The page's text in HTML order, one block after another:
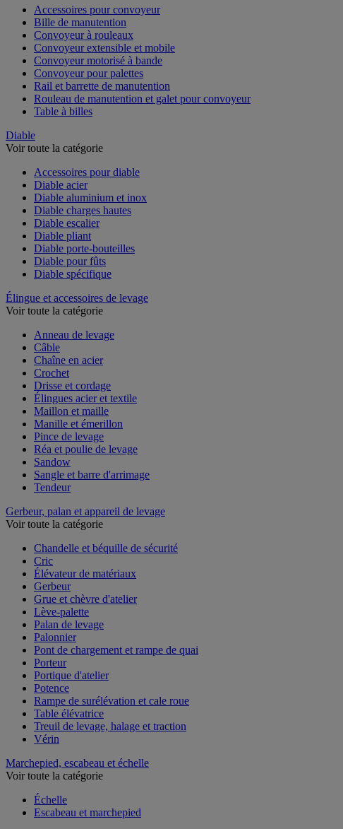
Accessoires pour convoyeur
Bille de manutention
Convoyeur à rouleaux
Convoyeur extensible et mobile
Convoyeur motorisé à bande
Convoyeur pour palettes
Rail et barrette de manutention
Rouleau de manutention et galet pour convoyeur
Table à billes
Diable
Voir toute la catégorie
Accessoires pour diable
Diable acier
Diable aluminium et inox
Diable charges hautes
Diable escalier
Diable pliant
Diable porte-bouteilles
Diable pour fûts
Diable spécifique
Élingue et accessoires de levage
Voir toute la catégorie
Anneau de levage
Câble
Chaîne en acier
Crochet
Drisse et cordage
Élingues acier et textile
Maillon et maille
Manille et émerillon
Pince de levage
Réa et poulie de levage
Sandow
Sangle et barre d'arrimage
Tendeur
Gerbeur, palan et appareil de levage
Voir toute la catégorie
Chandelle et béquille de sécurité
Cric
Élévateur de matériaux
Gerbeur
Grue et chèvre d'atelier
Lève-palette
Palan de levage
Palonnier
Pont de chargement et rampe de quai
Porteur
Portique d'atelier
Potence
Rampe de surélévation et cale roue
Table élévatrice
Treuil de levage, halage et traction
Vérin
Marchepied, escabeau et échelle
Voir toute la catégorie
Échelle
Escabeau et marchepied